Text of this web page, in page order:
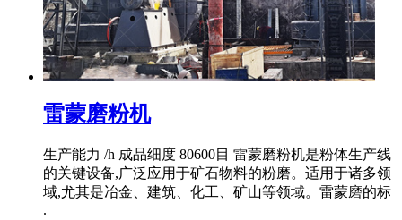
雷蒙磨粉机
生产能力 /h 成品细度 80600目 雷蒙磨粉机是粉体生产线
的关键设备,广泛应用于矿石物料的粉磨。适用于诸多领
域,尤其是冶金、建筑、化工、矿山等领域。雷蒙磨的标
.